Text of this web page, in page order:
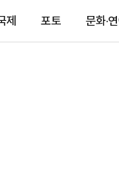
제 포토 문화·연